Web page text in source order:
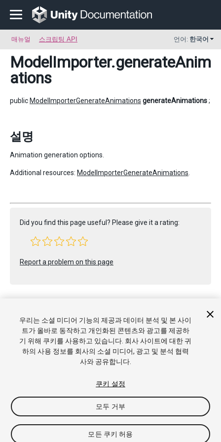
매뉴얼 스크립팅 API 언어: 한국어
ModelImporter.generateAnim
ations
public ModelImporterGenerateAnimations generateAnimations;
설명
Animation generation options.
Additional resources: ModelImporterGenerateAnimations
Did you find this page useful? Please give it a rating:
Report a problem on this page
Copyright © 2022 Unity Technologies. Publication 2023.2
튜토리얼
커뮤니티 답변 기술 자료 포럼 에셋 스토어
개인정보처리방침
우리는 소셜 미디어 기능의 제공과 데이터 분석 및 본 사이
트가 올바로 동작하고 개인화된 콘텐츠와 광고를 제공하
기 위해 쿠키를 사용하고 있습니다. 회사 사이트에 대한 귀
하의 사용 정보를 회사의 소셜 미디어, 광고 및 분석 협력
사와 공유합니다.
쿠키 설정
모두 거부
모든 쿠키 허용